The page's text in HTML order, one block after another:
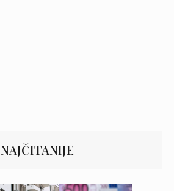
NAJČITANIJE